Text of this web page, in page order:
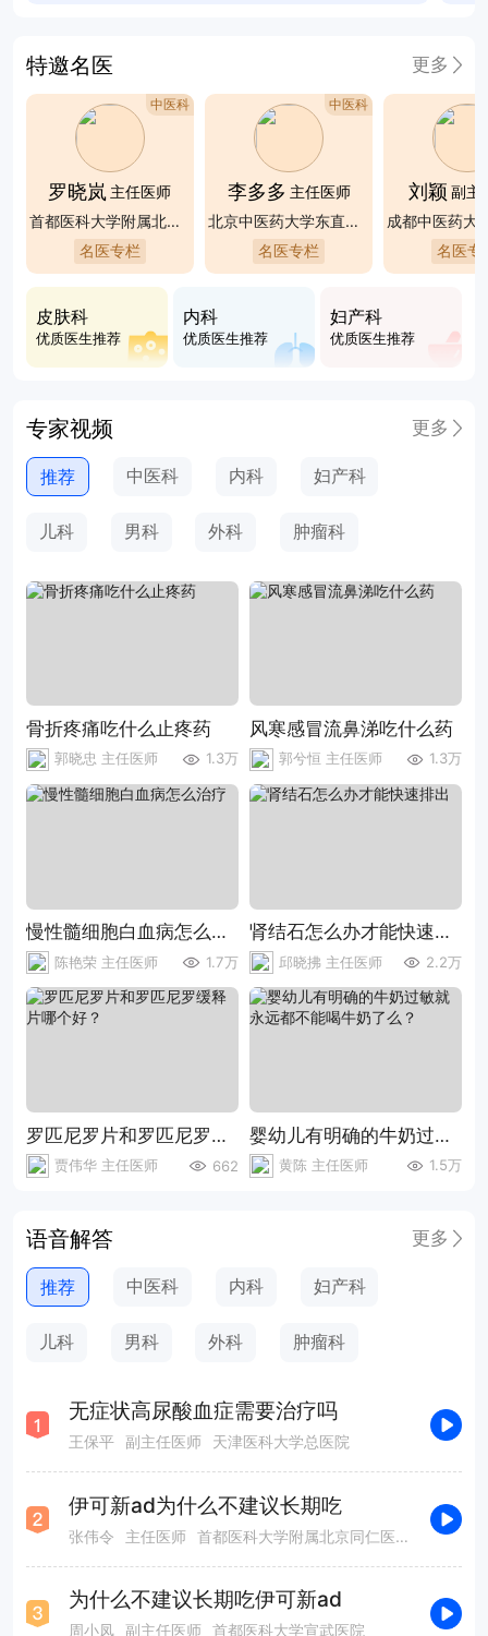
特邀名医 更多
中医科
罗晓岚 主任医师
首都医科大学附属北京佑安医院
名医专栏
中医科
李多多 主任医师
北京中医药大学东直门医院
名医专栏
刘颖 副主
名医专
皮肤科
优质医生推荐
内科
优质医生推荐
妇产科
优质医生推荐
专家视频 更多
推荐 中医科 内科 妇产科
儿科 男科 外科 肿瘤科
骨折疼痛吃什么止疼药
郭晓忠 主任医师 1.3万
风寒感冒流鼻涕吃什么药
郭兮恒 主任医师 1.3万
慢性髓细胞白血病怎么治疗
陈艳荣 主任医师 1.7万
肾结石怎么办才能快速排出
邱晓拂 主任医师 2.2万
罗匹尼罗片和罗匹尼罗缓释片哪个好？
贾伟华 主任医师 662
婴幼儿有明确的牛奶过敏就永远都不能喝牛奶了么？
黄陈 主任医师 1.5万
语音解答 更多
推荐 中医科 内科 妇产科
儿科 男科 外科 肿瘤科
无症状高尿酸血症需要治疗吗
王保平 副主任医师 天津医科大学总医院
伊可新ad为什么不建议长期吃
张伟令 主任医师 首都医科大学附属北京同仁医院
为什么不建议长期吃伊可新ad
周小凤 副主任医师 首都医科大学宣武医院